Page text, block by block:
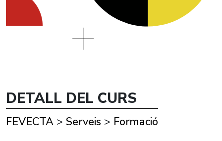
DETALL DEL CURS
FEVECTA > Serveis > Formació